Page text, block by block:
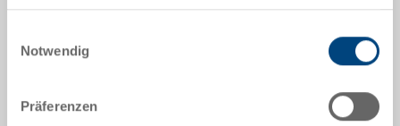
Nutzung der Dienste gesammelt haben.
Notwendig
Präferenzen
Angebot anfordern